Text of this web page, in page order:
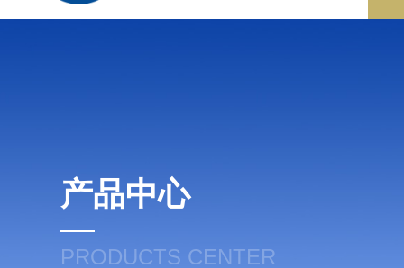
产品中心
PRODUCTS CENTER